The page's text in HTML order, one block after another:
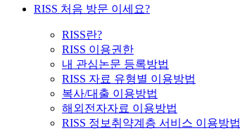
RISS 처음 방문 이세요?
RISS란?
RISS 이용권한
내 관심논문 등록방법
RISS 자료 유형별 이용방법
복사/대출 이용방법
해외전자자료 이용방법
RISS 정보취약계층 서비스 이용방법